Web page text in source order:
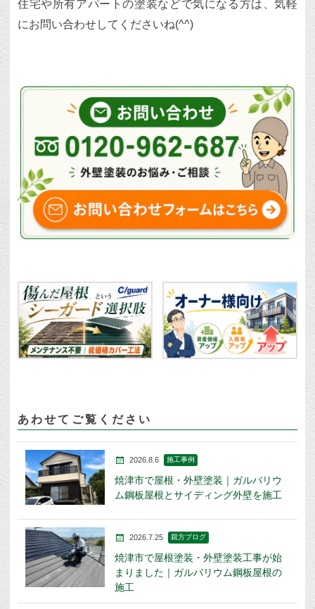
住宅や所有アパートの塗装などで気になる方は、気軽
にお問い合わせしてくださいね(^^)
あわせてご覧ください
2026.8.6 施工事例
焼津市で屋根・外壁塗装｜ガルバリウ
ム鋼板屋根とサイディング外壁を施工
2026.7.25 親方ブログ
焼津市で屋根塗装・外壁塗装工事が始
まりました｜ガルバリウム鋼板屋根の
施工